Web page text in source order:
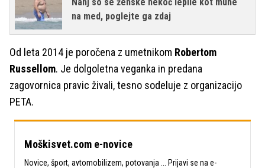
na med, poglejte ga zdaj
Od leta 2014 je poročena z umetnikom Robertom
Russellom. Je dolgoletna veganka in predana
zagovornica pravic živali, tesno sodeluje z organizacijo
PETA.
Moškisvet.com e-novice
Novice, šport, avtomobilizem, potovanja ... Prijavi se na e-